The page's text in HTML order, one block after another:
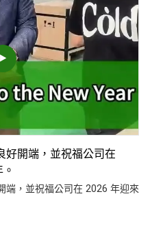
好開端，並祝福公司在
端，並祝福公司在 2026 年迎來